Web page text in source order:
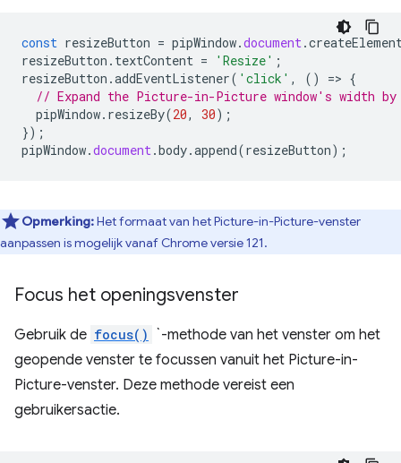
const resizeButton = pipWindow.document .
resizeButton . textContent = 'Resize' ;
resizeButton .addEventListener( 'click' , () => {
// Expand the Picture-in-Picture window's width by
pipWindow. resizeBy(20, 30);
});
pipWindow.document .body.append(resizeButton);
Opmerking:Het formaat van het Picture-in-Picture-venster
aanpassen is mogelijk vanaf Chrome versie 121.
Focus het openingsvenster
Gebruik de focus() `-methode van het venster om het
geopende venster te focussen vanuit het Picture-in-
Picture-venster. Deze methode vereist een
gebruikersactie.